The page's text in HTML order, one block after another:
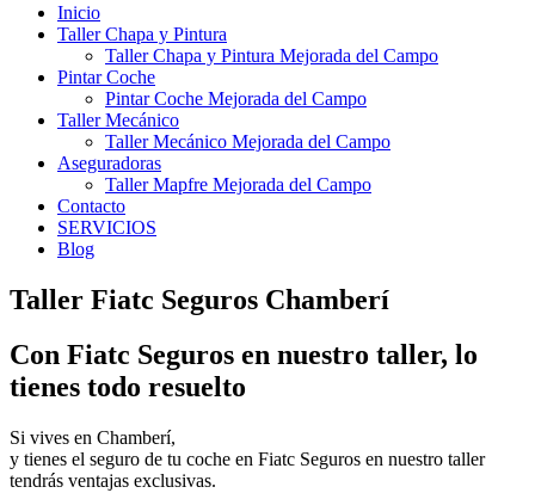
Inicio
Taller Chapa y Pintura
Taller Chapa y Pintura Mejorada del Campo
Pintar Coche
Pintar Coche Mejorada del Campo
Taller Mecánico
Taller Mecánico Mejorada del Campo
Aseguradoras
Taller Mapfre Mejorada del Campo
Contacto
SERVICIOS
Blog
Taller Fiatc Seguros Chamberí
Con Fiatc Seguros en nuestro taller, lo
tienes todo resuelto
Si vives en Chamberí,
y tienes el seguro de tu coche en Fiatc Seguros en nuestro taller
tendrás ventajas exclusivas.